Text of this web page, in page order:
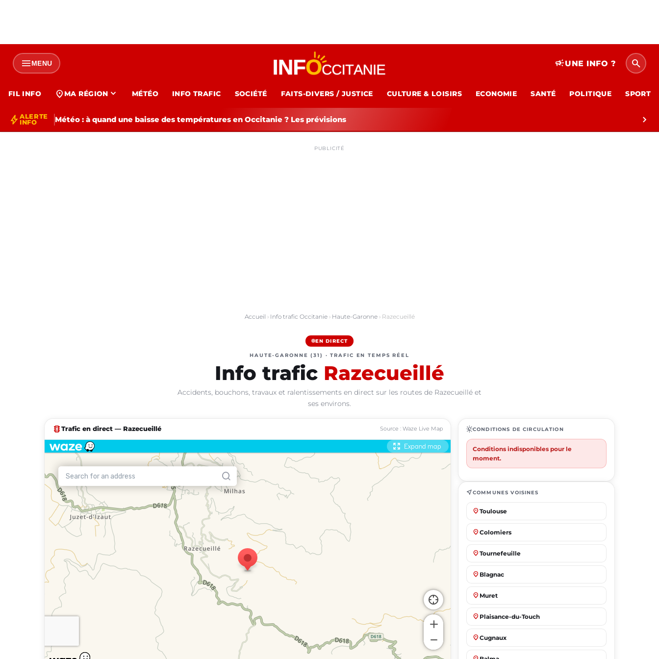
menuMENU campaignUNE INFO ? search
FIL INFO location_on MA RÉGION expand_more MÉTÉO INFO TRAFIC SOCIÉTÉ FAITS-DIVERS / JUSTICE CULTURE & LOISIRS ECONOMIE SANTÉ POLITIQUE SPORT
bolt ALERTE
INFO
Météo : à quand une baisse des températures en Occitanie ? Les prévisions chevron_right
PUBLICITÉ
Accueil › Info trafic Occitanie› Haute-Garonne› Razecueillé
EN DIRECT
HAUTE-GARONNE (31) · TRAFIC EN TEMPS RÉEL
Info trafic Razecueillé
Accidents, bouchons, travaux et ralentissements en direct sur les routes de Razecueillé et
ses environs.
traffic Trafic en direct — Razecueillé Source : Waze Live Map routineCONDITIONS DE CIRCULATION
Conditions indisponibles pour le
moment.
near_meCOMMUNES VOISINES
place Toulouse
place Colomiers
place Tournefeuille
place Blagnac
place Muret
place Plaisance-du-Touch
place Cugnaux